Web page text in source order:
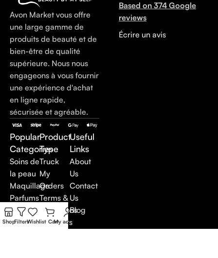
Avon Market vous offre
une large gamme de
produits de beauté et de
bien-être de qualité
supérieure. Nous nous
engageons à vous fournir
une expérience d'achat
en ligne rapide,
sécurisée et agréable.
Popular
Categories
Soins de
la peau
Maquillage
Parfums
Soins du
corps
Product
Type
Truck
My
Orders
Terms &
Conditions
Suppliers
Useful
Links
About
Us
Contact
Us
Blog
Based on 374 Google
reviews
Écrire un avis
ShopFiltersWishlist CartMy account